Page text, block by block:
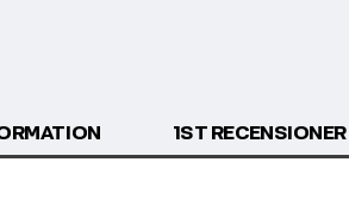
1ST RECENSIONER